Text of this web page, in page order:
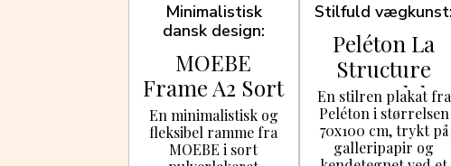
Minimalistisk
dansk design
MOEBE
Frame A2 Sort
En minimalistisk og
fleksibel ramme fra
MOEBE i sort
Stilfuld vægkunst
Peléton La
Structure
70x100 Plakat
En stilren plakat fra
Peléton i størrelsen
70x100 cm, trykt på
galleripapir og